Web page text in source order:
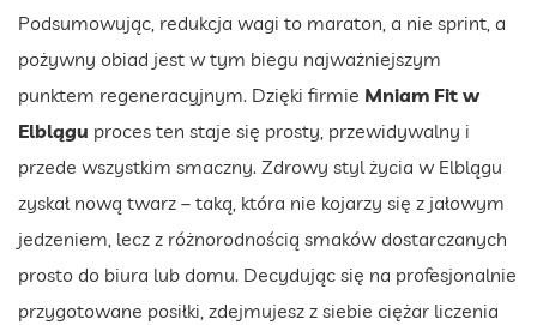
Podsumowując, redukcja wagi to maraton, a nie sprint, a
pożywny obiad jest w tym biegu najważniejszym
punktem regeneracyjnym. Dzięki firmie Mniam Fit w
Elblągu proces ten staje się prosty, przewidywalny i
przede wszystkim smaczny. Zdrowy styl życia w Elblągu
zyskał nową twarz – taką, która nie kojarzy się z jałowym
jedzeniem, lecz z różnorodnością smaków dostarczanych
prosto do biura lub domu. Decydując się na profesjonalnie
przygotowane posiłki, zdejmujesz z siebie ciężar liczenia